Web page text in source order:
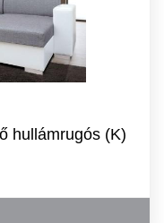
hullámrugós (K)